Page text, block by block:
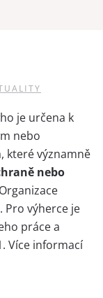
je určena k
nebo
které významně
nebo
Pro výherce je
práce a
Více informací